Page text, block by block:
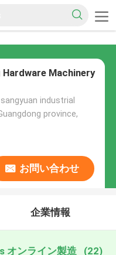
Machinery
industrial
province,
お問い合わせ
企業情報
オンライン製造 (22)